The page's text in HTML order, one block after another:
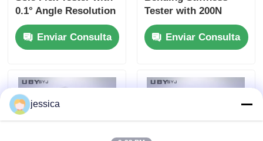
0.1° Angle Resolution
and Adjustable
Bending Speed for
Footwear Quality
Enviar Consulta
Tester with 200N
Capacity Adjustable
Bending Speed and
High Precision Angle
Footwear Testing
Enviar Consulta
jessica